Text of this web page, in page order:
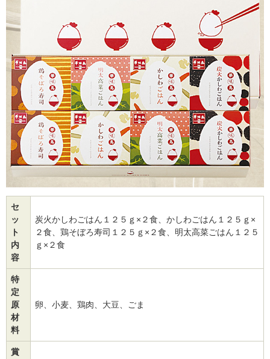
セ
ッ
ト
内
容
炭火かしわごはん１２５ｇ×２食、かしわごはん１２５ｇ×
２食、鶏そぼろ寿司１２５ｇ×２食、明太高菜ごはん１２５
ｇ×２食
特
定
原
材
料
卵、小麦、鶏肉、大豆、ごま
賞